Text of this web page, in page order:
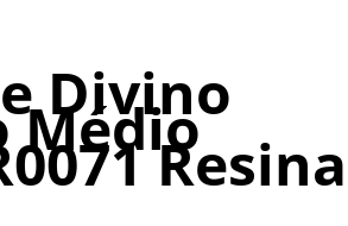
Divino
MédioResina